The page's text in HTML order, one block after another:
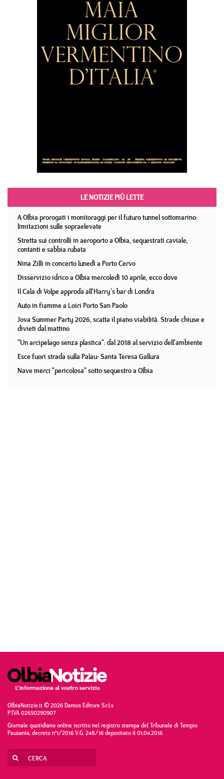
LE NOTIZIE PIÙ LETTE
A Olbia prorogati i monitoraggi per il futuro tunnel sottomarino:
limitazioni sulle sopraelevate
Stretta sui controlli in aeroporto a Olbia, sequestrati caviale,
contanti e sabbia rubata
Nina Zilli in concerto lunedì a Porto Cervo
Disservizio idrico a Olbia mercoledì 10 aprile, ecco dove
Il Cala di Volpe approda all'Harry's bar di Londra
Auto in fiamme a Loiri Porto San Paolo
Jova Summer Party 2026, scatta il piano viabilità. Strade chiuse e
divieti dal mattino
"Un arcipelago senza plastica": dal 2018 al servizio dell'ambiente
Esce fuori strada sulla Palau- Santa Teresa Gallura
Nave merci "pericolosa" sotto sequestro a Olbia
OlbiaNotizie.it © 2026 Damos Editore S.r.l.s
P.IVA 02650290907
Giornale quotidiano online iscritto nel registro stampa del Tribunale di Tempio
Pausania, decreto n°1/2016 V.G. 248/16 depositato il 01.04.2016